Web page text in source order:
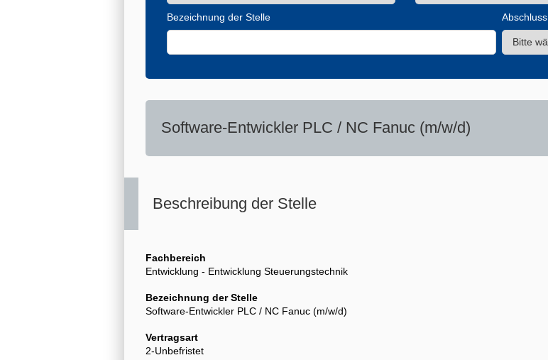
Bezeichnung der Stelle Abschluss
Software-Entwickler PLC / NC Fanuc (m/w/d)
Beschreibung der Stelle
Fachbereich
Entwicklung - Entwicklung Steuerungstechnik
Bezeichnung der Stelle
Software-Entwickler PLC / NC Fanuc (m/w/d)
Vertragsart
2-Unbefristet